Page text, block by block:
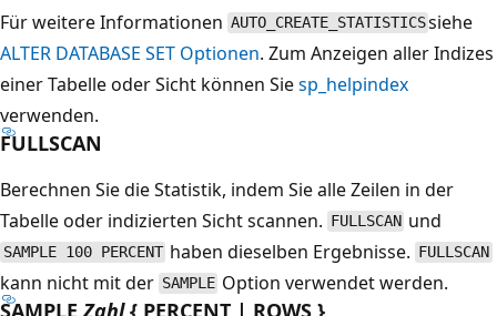
Für weitere Informationen AUTO_CREATE_STATISTICSsiehe
ALTER DATABASE SET Optionen. Zum Anzeigen aller Indizes
einer Tabelle oder Sicht können Siesp_helpindex
verwenden.
FULLSCAN
Berechnen Sie die Statistik, indem Sie alle Zeilen in der
Tabelle oder indizierten Sicht scannen. FULLSCAN und
SAMPLE 100 PERCENT haben dieselben Ergebnisse. FULLSCAN
kann nicht mit der SAMPLE Option verwendet werden.
SAMPLE Zahl{ PERCENT | ROWS }